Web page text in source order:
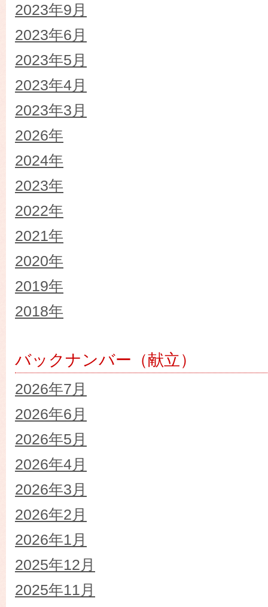
2023年9月
2023年6月
2023年5月
2023年4月
2023年3月
2026年
2024年
2023年
2022年
2021年
2020年
2019年
2018年
バックナンバー（献立）
2026年7月
2026年6月
2026年5月
2026年4月
2026年3月
2026年2月
2026年1月
2025年12月
2025年11月